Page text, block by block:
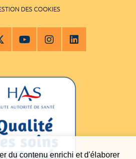
du contenu enrichi et d'élaborer
DES COOKIES